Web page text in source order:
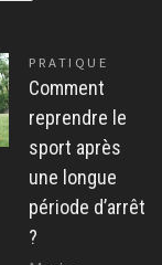
PRATIQUE
Comment
reprendre le
sport après
une longue
période d’arrêt
?